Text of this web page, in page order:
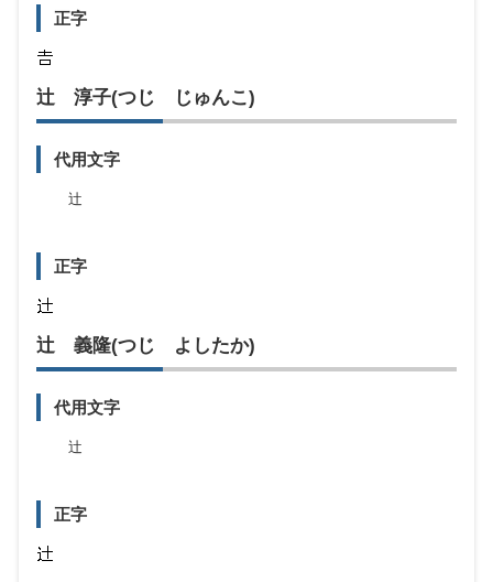
正字
辻 淳子(つじ じゅんこ)
代用文字
辻
正字
辻 義隆(つじ よしたか)
代用文字
辻
正字